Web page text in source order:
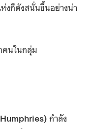
งก็ดังสนั่นขึ้นอย่างน่า
คนในกลุ่ม
กำลัง